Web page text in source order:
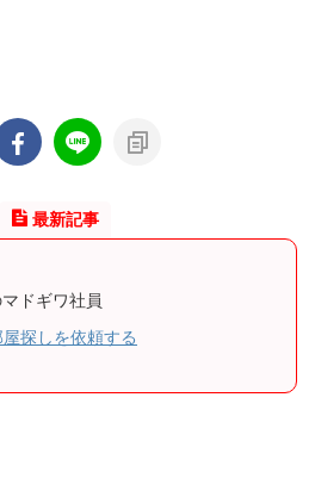
最新記事
マドギワ社員
探しを依頼する